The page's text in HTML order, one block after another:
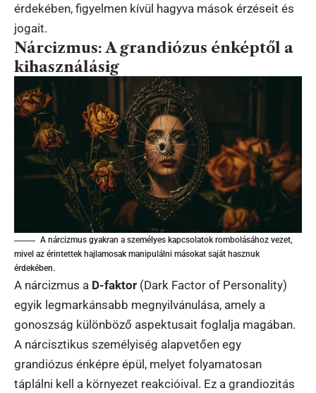
érdekében, figyelmen kívül hagyva mások érzéseit és
jogait.
Nárcizmus: A grandiózus énképtől a
kihasználásig
A nárcizmus gyakran a személyes kapcsolatok rombolásához vezet,
mivel az érintettek hajlamosak manipulálni másokat saját hasznuk
érdekében.
A nárcizmus a D-faktor (Dark Factor of Personality)
egyik legmarkánsabb megnyilvánulása, amely a
gonoszság különböző aspektusait foglalja magában.
A nárcisztikus személyiség alapvetően egy
grandiózus énképre épül, melyet folyamatosan
táplálni kell a környezet reakcióival. Ez a grandiozitás